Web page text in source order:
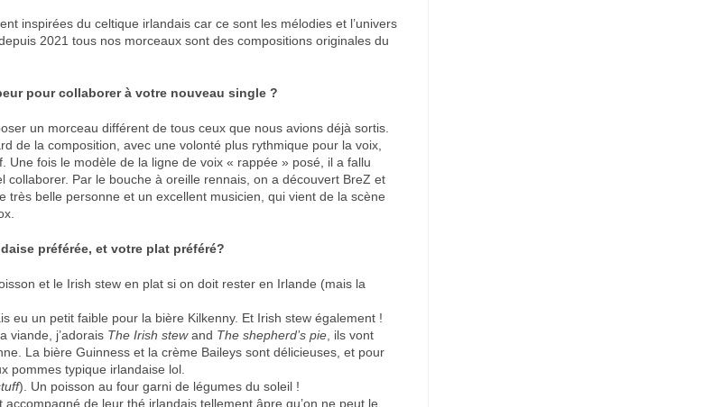
inspirées du celtique irlandais car ce sont les mélodies et l’univers
2021 tous nos morceaux sont des compositions originales du
pour collaborer à votre nouveau single ?
un morceau différent de tous ceux que nous avions déjà sortis.
de la composition, avec une volonté plus rythmique pour la voix,
Une fois le modèle de la ligne de voix « rappée » posé, il a fallu
collaborer. Par le bouche à oreille rennais, on a découvert BreZ et
très belle personne et un excellent musicien, qui vient de la scène
préférée, et votre plat préféré?
et le Irish stew en plat si on doit rester en Irlande (mais la
eu un petit faible pour la bière Kilkenny. Et Irish stew également !
viande, j’adorais The Irish stewand The shepherd’s pie , ils vont
La bière Guinness et la crème Baileys sont délicieuses, et pour
pommes typique irlandaise lol.
). Un poisson au four garni de légumes du soleil !
de leur thé irlandais tellement âpre qu’on ne peut le